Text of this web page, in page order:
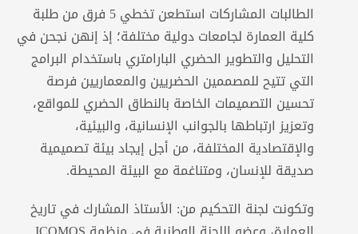
الطالبات المشاركات استطعن تخطي 5 فرق من طلبة
كلية العمارة لجامعات دولية مختلفة؛ إذ إنهن نجحن في
التحليل والتطوير الحضري البارامتري باستخدام البرامج
التي تتيح للمصممين الحضريين والمعماريين فرصة
تحسين التصميمات الخاصة بالنطاق الحضري للمواقع،
وتعزيز ارتباطها بالجوانب الإنسانية، والبيئية،
والإقتصادية المختلفة، من أجل إيجاد بيئة تصميمية
صديقة للإنسان، ومتناغمة مع البيئة المحيطة.
وتكونت لجنة التحكيم من: الأستاذ المشارك في تاريخ